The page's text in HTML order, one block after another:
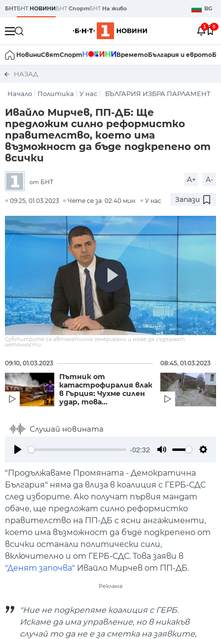
БНТБНТ НОВИНИБНТСпортБНТ На живо BG
1 0
НовиниСвятСпорт ВреметоБългария и еврото
НАЗАД
Начало Политика У нас БЪЛГАРИЯ ИЗБРА ПАРЛАМЕНТ
Ивайло Мирчев, ПП-ДБ: Ще
предложим силно реформистко
правителство, което има
възможност да бъде подкрепено от
всички
от БНТ A+ A-
09:25, 01.03.2023 Чете се за: 02:40 мин. У нас Запази
Субтитрите са автоматично генерирани и може да съдържат
неточности.
09:10, 01.03.2023
Пътник от
катастрофиралия влак
в Гърция: Чухме силен
удар, това...
08:45, 01.03.2023
Слушай новината
-02:32
"Продължаваме Промяната - Демократична
България" няма да влиза в коалиция с ГЕРБ-СДС
след изборите. Ако получат първия мандат
обаче, ще предложат силно реформистко
правителство на ПП-ДБ с ясни ангажименти,
което има възможност да бъде подкрепено от
всички останали политически сили,
включително и от ГЕРБ-СДС. Това заяви в
"Денят започва" Ивайло Мирчев от ПП-ДБ.
Реклама
"Ние не подкрепяме коалиция с ГЕРБ.
Искаме да има управление, но в никакъв
случай то да не е за сметка на заявките,